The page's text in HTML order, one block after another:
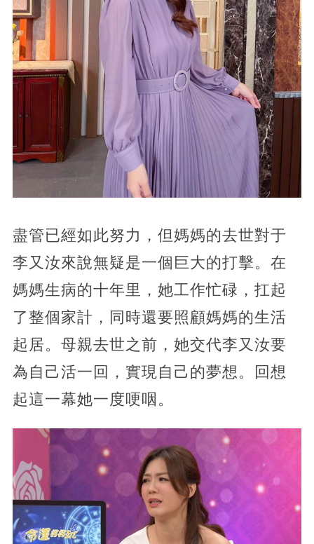
盡管已經如此努力，但媽媽的去世對于
李又汝來說無疑是一個巨大的打擊。在
媽媽生病的十年里，她工作忙碌，扛起
了整個家計，同時還要照顧媽媽的生活
起居。母親去世之前，她交代李又汝要
為自己活一回，實現自己的夢想。回想
起這一幕她一度哽咽。